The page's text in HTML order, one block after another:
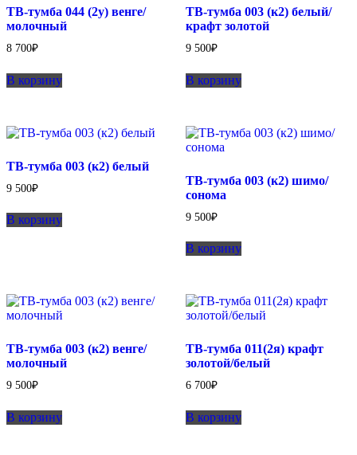
ТВ-тумба 044 (2у) венге/
молочный
8 700₽
В корзину
ТВ-тумба 003 (к2) белый/
крафт золотой
9 500₽
В корзину
ТВ-тумба 003 (к2) белый
9 500₽
В корзину
ТВ-тумба 003 (к2) шимо/
сонома
9 500₽
В корзину
ТВ-тумба 003 (к2) венге/
молочный
9 500₽
В корзину
ТВ-тумба 011(2я) крафт
золотой/белый
6 700₽
В корзину